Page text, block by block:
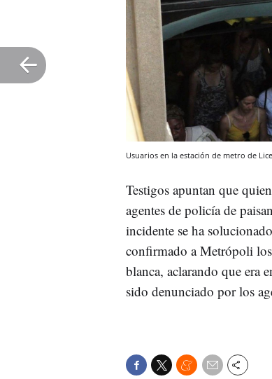
Usuarios en la estación de metro de
Testigos apuntan que
agentes de policía de
incidente se ha
confirmado a Metrópoli
blanca, aclarando que era
sido denunciado por los